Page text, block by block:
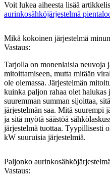
Voit lukea aiheesta lisää
aurinkosähköjärjestelmä
Mikä kokoinen järjestelmä
Vastaus:
Tarjolla on monenlaisia neuvoja
mitoittamiseen, mutta mitään
ole olemassa. Järjestelmän
kuinka paljon rahaa olet halukas
suuremman summan sijoittaa,
järjestelmän saa. Mitä suurempi
ja sitä myötä säästöä
järjestelmä tuottaa. Tyypillisesti
kW suuruisia järjestelmiä.
Paljonko
Vastaus: